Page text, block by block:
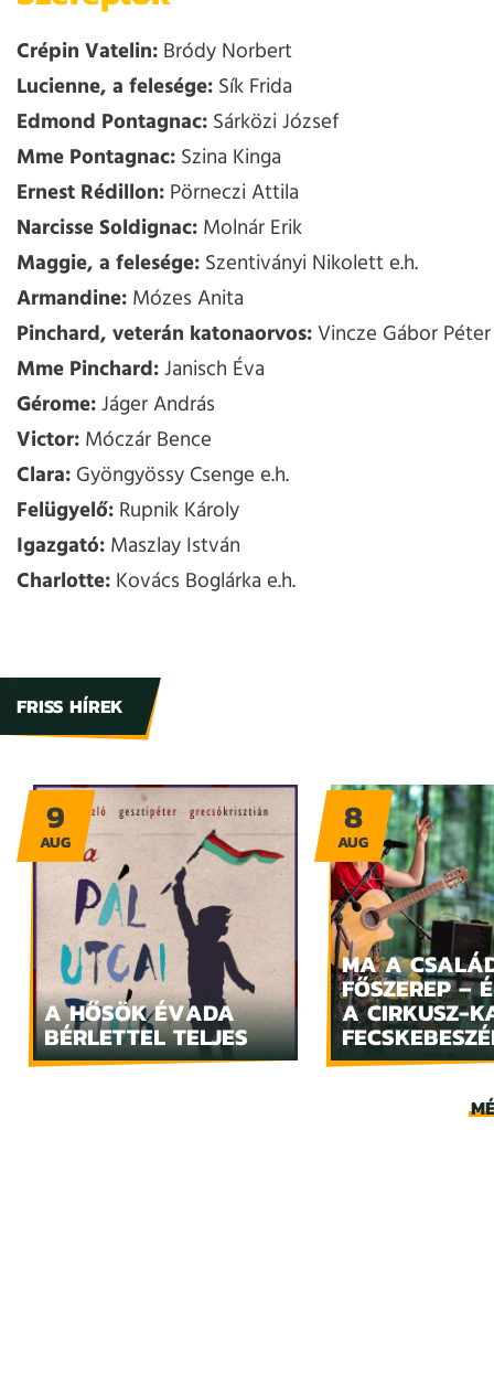
Crépin Vatelin:Bródy Norbert
Lucienne, a felesége:Sík Frida
Edmond Pontagnac:Sárközi József
Mme Pontagnac:Szina Kinga
Ernest Rédillon:Pörneczi Attila
Narcisse Soldignac:Molnár Erik
Maggie, a felesége:Szentiványi Nikolett e.h.
Armandine:Mózes Anita
Pinchard, veterán katonaorvos:Vincze Gábor Péter
Mme Pinchard:Janisch Éva
Gérome:Jáger András
Victor:Móczár Bence
Clara:Gyöngyössy Csenge e.h.
Felügyelő:Rupnik Károly
Igazgató:Maszlay István
Charlotte:Kovács Boglárka e.h.
FRISS HÍREK
A HŐSÖK ÉVADA
BÉRLETTEL TELJES
9
AUG
MA A
FŐSZEREP –
A CIRKUSZ-
8
AUG